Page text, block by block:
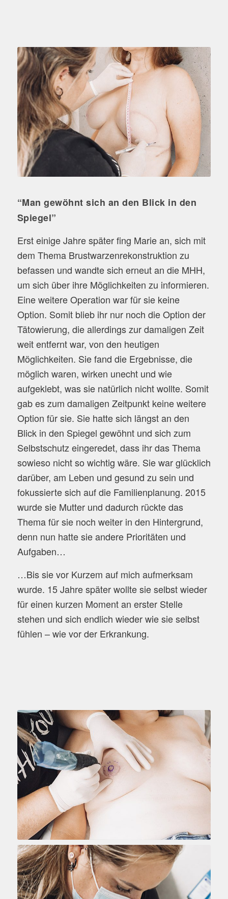
“Man gewöhnt sich an den Blick in den
Spiegel”
Erst einige Jahre später fing Marie an, sich mit
dem Thema Brustwarzenrekonstruktion zu
befassen und wandte sich erneut an die MHH,
um sich über ihre Möglichkeiten zu informieren.
Eine weitere Operation war für sie keine
Option. Somit blieb ihr nur noch die Option der
Tätowierung, die allerdings zur damaligen Zeit
weit entfernt war, von den heutigen
Möglichkeiten. Sie fand die Ergebnisse, die
möglich waren, wirken unecht und wie
aufgeklebt, was sie natürlich nicht wollte. Somit
gab es zum damaligen Zeitpunkt keine weitere
Option für sie. Sie hatte sich längst an den
Blick in den Spiegel gewöhnt und sich zum
Selbstschutz eingeredet, dass ihr das Thema
sowieso nicht so wichtig wäre. Sie war glücklich
darüber, am Leben und gesund zu sein und
fokussierte sich auf die Familienplanung. 2015
wurde sie Mutter und dadurch rückte das
Thema für sie noch weiter in den Hintergrund,
denn nun hatte sie andere Prioritäten und
Aufgaben…
…Bis sie vor Kurzem auf mich aufmerksam
wurde. 15 Jahre später wollte sie selbst wieder
für einen kurzen Moment an erster Stelle
stehen und sich endlich wieder wie sie selbst
fühlen – wie vor der Erkrankung.